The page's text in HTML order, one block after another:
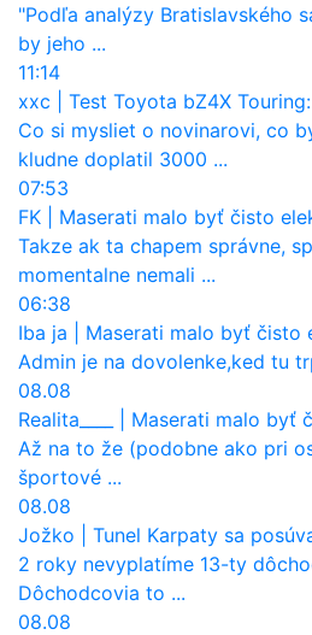
"Podľa analýzy Bratislavského
by jeho ...
11:14
xxc
Test Toyota bZ4X Touring:
Co si mysliet o novinarovi, co
kludne doplatil 3000 ...
07:53
FK
Maserati malo byť čisto elektrické. Teraz
Takze ak ta chapem správne,
momentalne nemali ...
06:38
Iba ja
Maserati malo byť čisto elektrické. Teraz
Admin je na dovolenke,ked tu
08.08
Realita____
Maserati malo byť čisto elektrické.
Až na to že (podobne ako pri
športové ...
08.08
Jožko
Tunel Karpaty sa posúva bližšie k
2 roky nevyplatíme 13-ty
Dôchodcovia to ...
08.08